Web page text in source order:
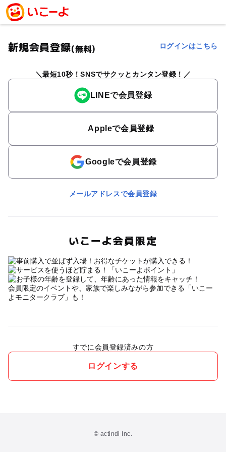
新規会員登録(無料) ログインはこちら
最短10秒！SNSでサクッとカンタン登録！
LINEで会員登録
Appleで会員登録
Googleで会員登録
メールアドレスで会員登録
いこーよ会員限定
会員限定のイベントや、家族で楽しみながら参加できる「いこー
よモニタークラブ」も！
すでに会員登録済みの方
ログインする
© actindi Inc.